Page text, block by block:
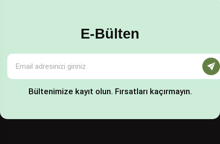
E-Bülten
Bültenimize kayıt olun. Fırsatları kaçırmayın.